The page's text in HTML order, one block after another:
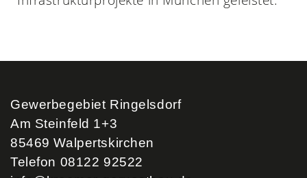
Gewerbegebiet Ringelsdorf
Am Steinfeld 1+3
85469 Walpertskirchen
Telefon 08122 92522